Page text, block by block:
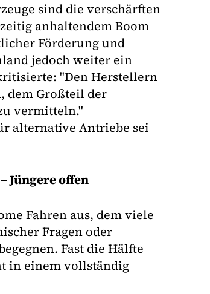
sind die verschärften
anhaltendem Boom
Förderung und
jedoch weiter ein
"Den Herstellern
dem Großteil der
vermitteln."
alternative Antriebe sei
Jüngere offen
Fahren aus, dem viele
Fragen oder
Fast die Hälfte
in einem vollständig